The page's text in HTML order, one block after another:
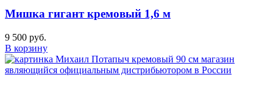
Мишка гигант кремовый 1,6 м
9 500 руб.
В корзину